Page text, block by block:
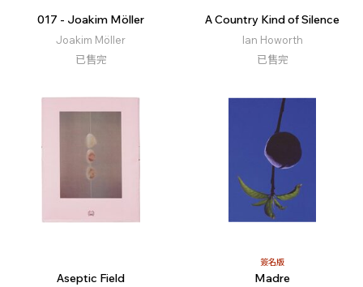
017 - Joakim Möller
Joakim Möller
已售完
A Country Kind of Silence
Ian Howorth
已售完
Aseptic Field
簽名版
Madre